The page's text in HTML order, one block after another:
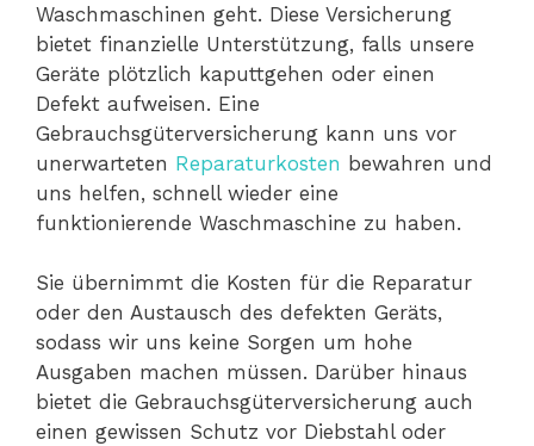
Waschmaschinen geht. Diese Versicherung
bietet finanzielle Unterstützung, falls unsere
Geräte plötzlich kaputtgehen oder einen
Defekt aufweisen. Eine
Gebrauchsgüterversicherung kann uns vor
unerwarteten Reparaturkosten bewahren und
uns helfen, schnell wieder eine
funktionierende Waschmaschine zu haben.
Sie übernimmt die Kosten für die Reparatur
oder den Austausch des defekten Geräts,
sodass wir uns keine Sorgen um hohe
Ausgaben machen müssen. Darüber hinaus
bietet die Gebrauchsgüterversicherung auch
einen gewissen Schutz vor Diebstahl oder